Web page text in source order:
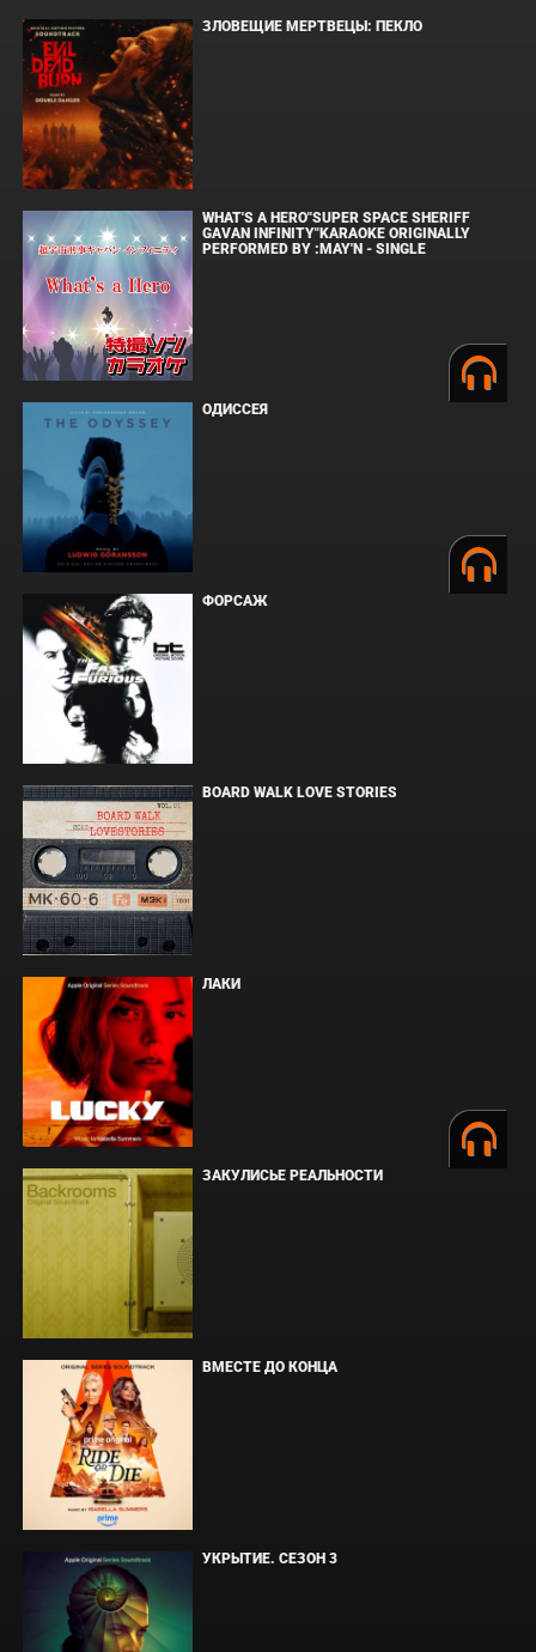
ЗЛОВЕЩИЕ МЕРТВЕЦЫ: ПЕКЛО
WHAT'S A HERO"SUPER SPACE SHERIFF
GAVAN INFINITY"KARAOKE ORIGINALLY
PERFORMED BY :MAY'N - SINGLE
ОДИССЕЯ
ФОРСАЖ
BOARD WALK LOVE STORIES
ЛАКИ
ЗАКУЛИСЬЕ РЕАЛЬНОСТИ
ВМЕСТЕ ДО КОНЦА
УКРЫТИЕ. СЕЗОН 3